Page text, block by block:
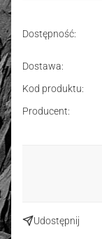
Dostępność:
Dostawa:
Kod produktu:
Producent:
Udostępnij